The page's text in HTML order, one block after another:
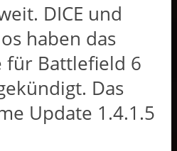
DICE und
haben das
für Battlefield 6
Das
Update 1.4.1.5